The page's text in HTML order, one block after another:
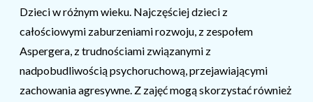
Dzieci w różnym wieku. Najczęściej dzieci z
całościowymi zaburzeniami rozwoju, z zespołem
Aspergera, z trudnościami związanymi z
nadpobudliwością psychoruchową, przejawiającymi
zachowania agresywne. Z zajęć mogą skorzystać również